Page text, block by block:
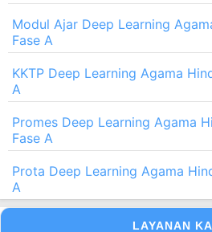
Modul Ajar Deep Learning
Fase A
KKTP Deep Learning Agama
A
Promes Deep Learning Agama
Fase A
Prota Deep Learning Agama
A
LAYANAN